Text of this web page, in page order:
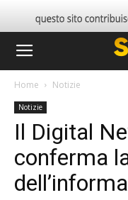
Home Notizie
Notizie
Il Digital
conferma